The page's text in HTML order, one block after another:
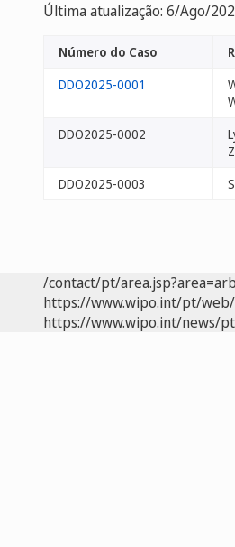
Última atualização: 6/Ago/
Número do Caso
DDO2025-0001
DDO2025-0002
DDO2025-0003
/contact/pt/
https://www.wipo.int/pt/
https://www.wipo.int/news/